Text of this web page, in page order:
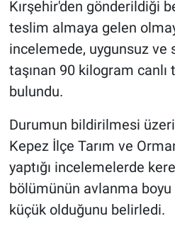
Kırşehir'den gönderildiği
teslim almaya gelen
incelemede, uygunsuz ve
taşınan 90 kilogram canlı
bulundu.
Durumun bildirilmesi
Kepez İlçe Tarım ve
yaptığı incelemelerde
bölümünün avlanma boyu
küçük olduğunu belirledi.